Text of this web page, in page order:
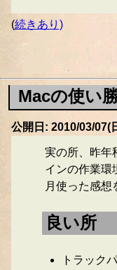
(続きあり)
Macの使い
公開日: 2010/03/07(
実の所、昨年
インの作業環
月使った感想
良い所
トラック